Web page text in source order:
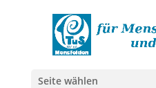
Seite wählen